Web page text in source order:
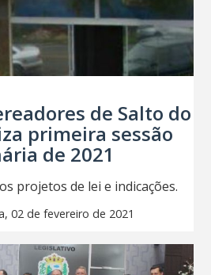
de Salto do
primeira sessão
de 2021
projetos de lei e indicações.
02 de fevereiro de 2021